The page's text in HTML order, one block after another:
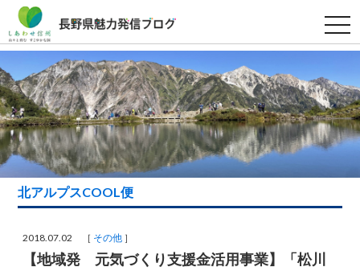
t
o
g
e
n
a
v
i
g
i
北アルプスCOOL便
2018.07.02 ［ その他 ］
【地域発 元気づくり支援金活用事業】「松川